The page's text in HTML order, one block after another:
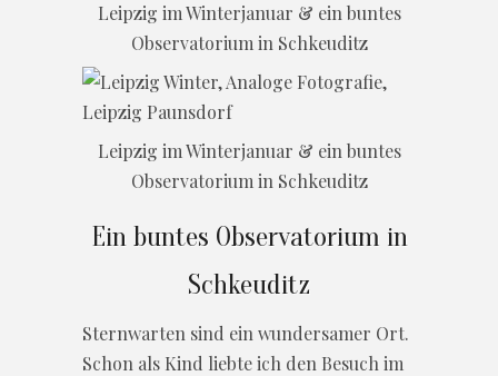
Leipzig im Winterjanuar & ein buntes
Observatorium in Schkeuditz
Leipzig im Winterjanuar & ein buntes
Observatorium in Schkeuditz
Ein buntes Observatorium in
Schkeuditz
Sternwarten sind ein wundersamer Ort.
Schon als Kind liebte ich den Besuch im